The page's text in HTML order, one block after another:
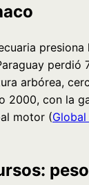
presiona
perdió
arbórea,
2000, con la
motor (